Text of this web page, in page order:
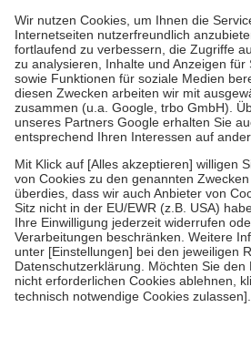
Grundsätzlich leisten Mitglieder
Prozent des Abgabepreises,mindestens
höchstens zehn Euro.Es sind jedoch nie
Kosten der Leistung zu entrichten.
Diese Regeln gelten grundsätzlich auch
Bei Heilmitteln und häuslicher
Zuzahlung zehn Prozent der Kosten
Um das Engagement der Versicherten für
stärken und die besondere Stellung der
fallenkeine Zuzahlungen an bei:
• Kindern und Jugendlichen bis zum
mit Ausnahme der Fahrkosten
• Untersuchungen zur Vorsorge und
GKV getragen werden
• empfohlenen Schutzimpfungen